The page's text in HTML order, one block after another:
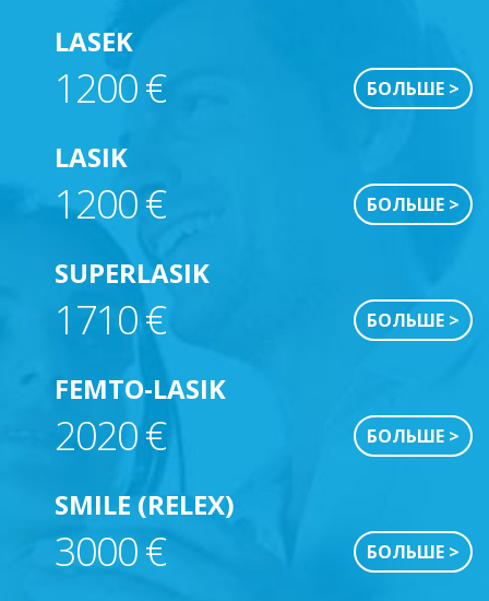
LASEK
1200 € БОЛЬШЕ >
LASIK
1200 € БОЛЬШЕ >
SUPERLASIK
1710 € БОЛЬШЕ >
FEMTO-LASIK
2020 € БОЛЬШЕ >
SMILE (RELEX)
3000 € БОЛЬШЕ >